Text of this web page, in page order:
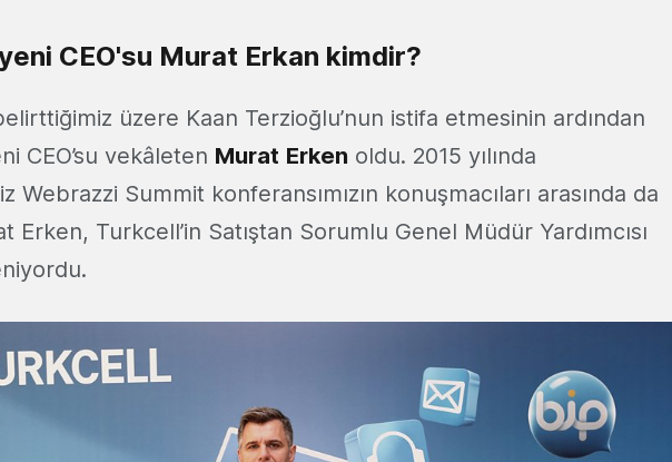
CEO'su Murat Erkan kimdir?
üzere Kaan Terzioğlu’nun istifa etmesinin ardından
CEO’su vekâleten Murat Erken oldu. 2015 yılında
Webrazzi Summit konferansımızın konuşmacıları arasında da
Erken, Turkcell’in Satıştan Sorumlu Genel Müdür Yardımcısı